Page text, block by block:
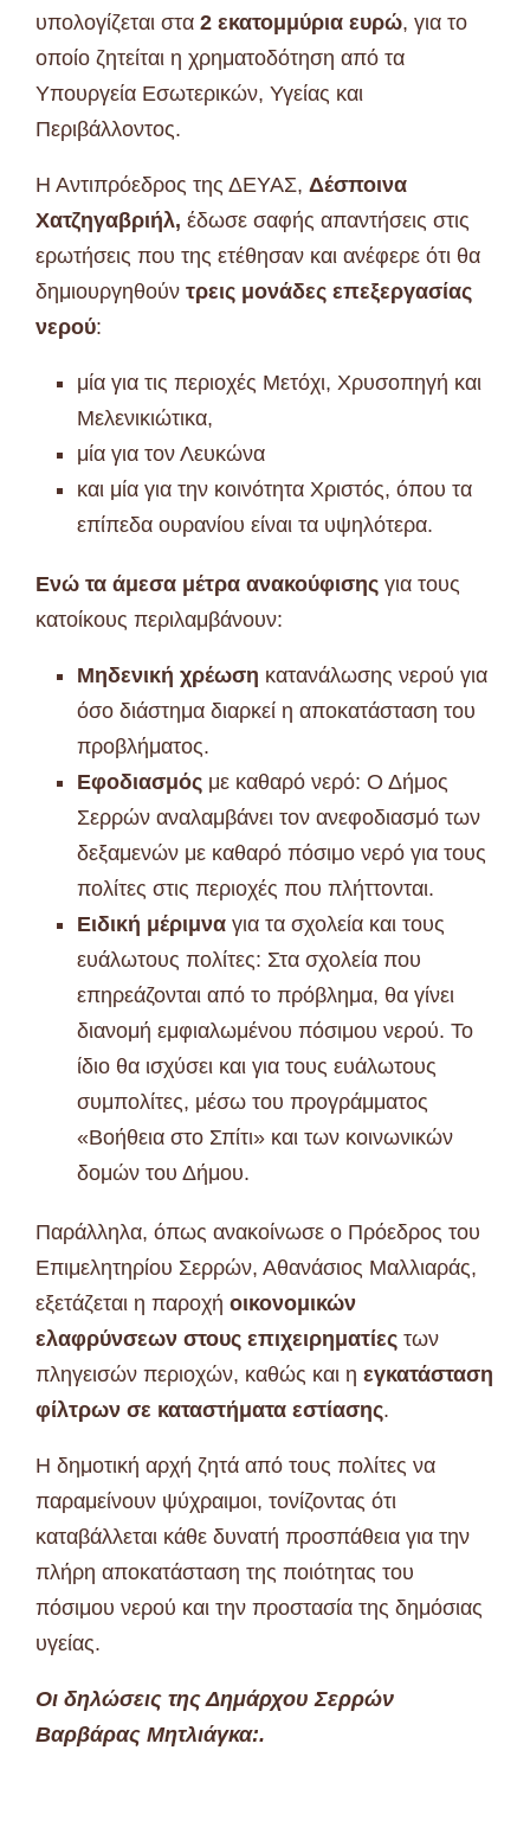
υπολογίζεται στα 2 εκατομμύρια ευρώ, για το
οποίο ζητείται η χρηματοδότηση από τα
Υπουργεία Εσωτερικών, Υγείας και
Περιβάλλοντος.
Η Αντιπρόεδρος της ΔΕΥΑΣ, Δέσποινα
Χατζηγαβριήλ, έδωσε σαφής απαντήσεις στις
ερωτήσεις που της ετέθησαν και ανέφερε ότι θα
δημιουργηθούν τρεις μονάδες επεξεργασίας
νερού:
μία για τις περιοχές Μετόχι, Χρυσοπηγή και
Μελενικιώτικα,
μία για τον Λευκώνα
και μία για την κοινότητα Χριστός, όπου τα
επίπεδα ουρανίου είναι τα υψηλότερα.
Ενώ τα άμεσα μέτρα ανακούφισης για τους
κατοίκους περιλαμβάνουν:
Μηδενική χρέωση κατανάλωσης νερού για
όσο διάστημα διαρκεί η αποκατάσταση του
προβλήματος.
Εφοδιασμός με καθαρό νερό: Ο Δήμος
Σερρών αναλαμβάνει τον ανεφοδιασμό των
δεξαμενών με καθαρό πόσιμο νερό για τους
πολίτες στις περιοχές που πλήττονται.
Ειδική μέριμνα για τα σχολεία και τους
ευάλωτους πολίτες: Στα σχολεία που
επηρεάζονται από το πρόβλημα, θα γίνει
διανομή εμφιαλωμένου πόσιμου νερού. Το
ίδιο θα ισχύσει και για τους ευάλωτους
συμπολίτες, μέσω του προγράμματος
«Βοήθεια στο Σπίτι» και των κοινωνικών
δομών του Δήμου.
Παράλληλα, όπως ανακοίνωσε ο Πρόεδρος του
Επιμελητηρίου Σερρών, Αθανάσιος Μαλλιαράς,
εξετάζεται η παροχή οικονομικών
ελαφρύνσεων στους επιχειρηματίες των
πληγεισών περιοχών, καθώς και η εγκατάσταση
φίλτρων σε καταστήματα εστίασης.
Η δημοτική αρχή ζητά από τους πολίτες να
παραμείνουν ψύχραιμοι, τονίζοντας ότι
καταβάλλεται κάθε δυνατή προσπάθεια για την
πλήρη αποκατάσταση της ποιότητας του
πόσιμου νερού και την προστασία της δημόσιας
υγείας.
Οι δηλώσεις της Δημάρχου Σερρών
Βαρβάρας Μητλιάγκα:.